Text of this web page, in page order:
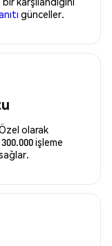
günceller.
olarak
işleme